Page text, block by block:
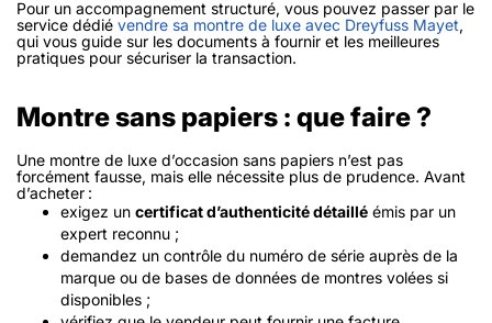
Pour un accompagnement structuré, vous pouvez passer par le
service dédié vendre sa montre de luxe avec Dreyfuss Mayet,
qui vous guide sur les documents à fournir et les meilleures
pratiques pour sécuriser la transaction.
Montre sans papiers : que faire ?
Une montre de luxe d’occasion sans papiers n’est pas
forcément fausse, mais elle nécessite plus de prudence. Avant
d’acheter :
exigez un certificat d’authenticité détaillé émis par un
expert reconnu ;
demandez un contrôle du numéro de série auprès de la
marque ou de bases de données de montres volées si
disponibles ;